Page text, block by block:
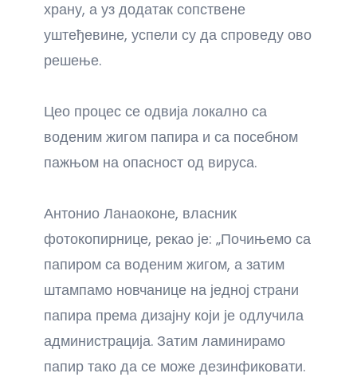
храну, а уз додатак сопствене
уштеђевине, успели су да спроведу ово
решење.
Цео процес се одвија локално са
воденим жигом папира и са посебном
пажњом на опасност од вируса.
Антонио Ланаоконе, власник
фотокопирнице, рекао је: „Почињемо са
папиром са воденим жигом, а затим
штампамо новчанице на једној страни
папира према дизајну који је одлучила
администрација. Затим ламинирамо
папир тако да се може дезинфиковати.